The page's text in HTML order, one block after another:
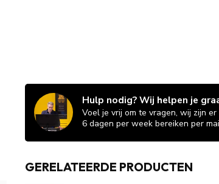
Hulp nodig? Wij helpen je
Voel je vrij om te vragen, wij zijn
6 dagen per week bereiken per
GERELATEERDE PRODUCTEN